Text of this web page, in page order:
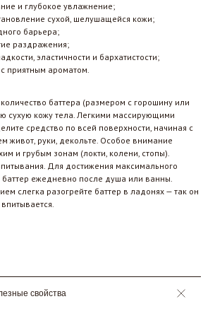
и глубокое увлажнение;
сухой, шелушащейся кожи;
барьера;
раздражения;
эластичности и бархатистости;
приятным ароматом.
баттера (размером с горошину или
сухую кожу тела. Легкими массирующими
средство по всей поверхности, начиная с
живот, руки, декольте. Особое внимание
и грубым зонам (локти, колени, стопы).
Для достижения максимального
баттер ежедневно после душа или ванны.
слегка разогрейте баттер в ладонях — так он
свойства